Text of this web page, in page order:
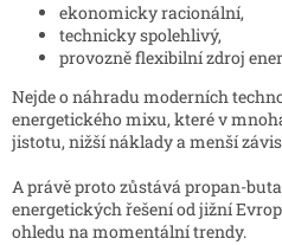
ekonomicky racionální,
technicky spolehlivý,
provozně flexibilní zdroj
Nejde o náhradu moderních
energetického mixu, které v
jistotu, nižší náklady a menší
A právě proto zůstává propan-
energetických řešení od jižní
ohledu na momentální trendy.